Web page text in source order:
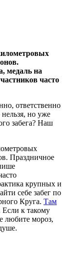
медаль на
часто
ответственно
но уже
забега? Наш
Праздничное
крупных и
себе забег по
Круга. Там
к такому
любите мороз,